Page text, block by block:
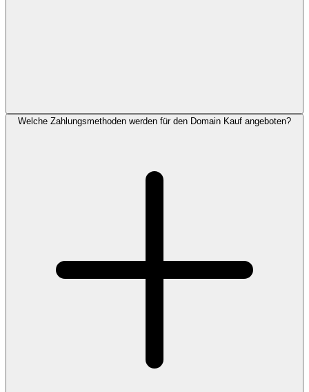
Welche Zahlungsmethoden werden für den Domain Kauf angeboten?